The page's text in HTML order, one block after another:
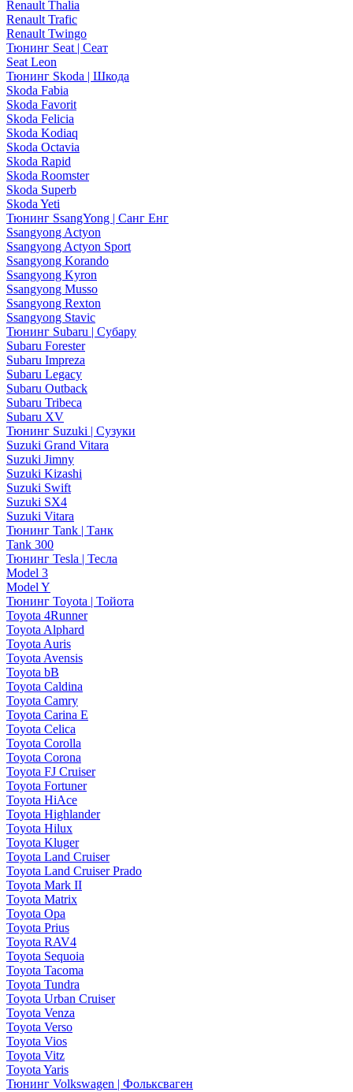
Renault Thalia
Renault Trafic
Renault Twingo
Тюнинг Seat | Сеат
Seat Leon
Тюнинг Skoda | Шкода
Skoda Fabia
Skoda Favorit
Skoda Felicia
Skoda Kodiaq
Skoda Octavia
Skoda Rapid
Skoda Roomster
Skoda Superb
Skoda Yeti
Тюнинг SsangYong | Санг Енг
Ssangyong Actyon
Ssangyong Actyon Sport
Ssangyong Korando
Ssangyong Kyron
Ssangyong Musso
Ssangyong Rexton
Ssangyong Stavic
Тюнинг Subaru | Субару
Subaru Forester
Subaru Impreza
Subaru Legacy
Subaru Outback
Subaru Tribeca
Subaru XV
Тюнинг Suzuki | Сузуки
Suzuki Grand Vitara
Suzuki Jimny
Suzuki Kizashi
Suzuki Swift
Suzuki SX4
Suzuki Vitara
Тюнинг Tank | Танк
Tank 300
Тюнинг Tesla | Тесла
Model 3
Model Y
Тюнинг Toyota | Тойота
Toyota 4Runner
Toyota Alphard
Toyota Auris
Toyota Avensis
Toyota bB
Toyota Caldina
Toyota Camry
Toyota Carina E
Toyota Celica
Toyota Corolla
Toyota Corona
Toyota FJ Cruiser
Toyota Fortuner
Toyota HiAce
Toyota Highlander
Toyota Hilux
Toyota Kluger
Toyota Land Cruiser
Toyota Land Cruiser Prado
Toyota Mark II
Toyota Matrix
Toyota Opa
Toyota Prius
Toyota RAV4
Toyota Sequoia
Toyota Tacoma
Toyota Tundra
Toyota Urban Cruiser
Toyota Venza
Toyota Verso
Toyota Vios
Toyota Vitz
Toyota Yaris
Тюнинг Volkswagen | Фольксваген